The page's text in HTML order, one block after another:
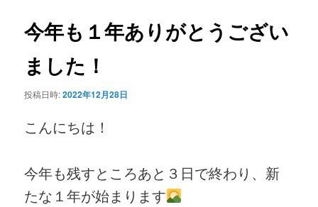
ン
テ
ン
ツ
ビ
ゲ
今年も１年ありがとうござい
ました！
投稿日時:2022年12月28日
こんにちは！
今年も残すところあと３日で終わり、新
たな１年が始まります